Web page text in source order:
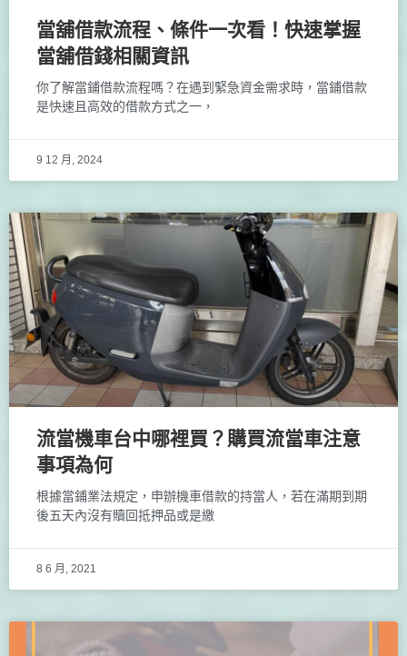
當舖借款流程、條件一次看！快速掌握
當舖借錢相關資訊
你了解當鋪借款流程嗎？在遇到緊急資金需求時，當鋪借款
是快速且高效的借款方式之一，
9 12 月, 2024
流當機車台中哪裡買？購買流當車注意
事項為何
根據當鋪業法規定，申辦機車借款的持當人，若在滿期到期
後五天內沒有贖回抵押品或是繳
8 6 月, 2021